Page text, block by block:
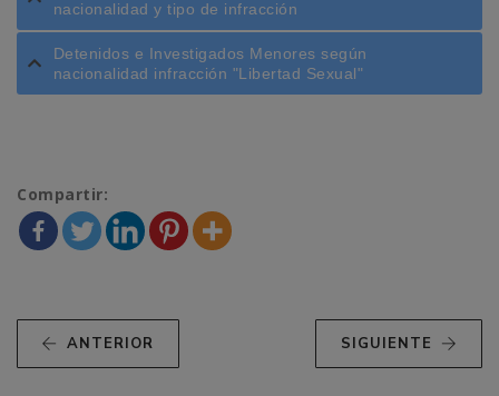
nacionalidad y tipo de infracción
Detenidos e Investigados Menores según
nacionalidad infracción "Libertad Sexual"
Compartir:
ANTERIOR SIGUIENTE